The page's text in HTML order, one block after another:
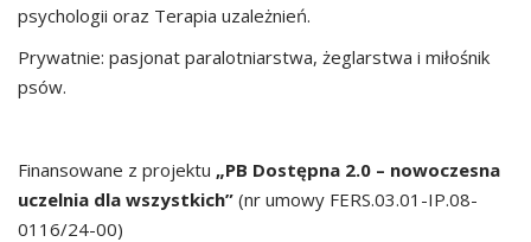
psychologii oraz Terapia uzależnień.
Prywatnie: pasjonat paralotniarstwa, żeglarstwa i miłośnik
psów.
Finansowane z projektu „PB Dostępna 2.0 – nowoczesna
uczelnia dla wszystkich” (nr umowy FERS.03.01-IP.08-
0116/24-00)